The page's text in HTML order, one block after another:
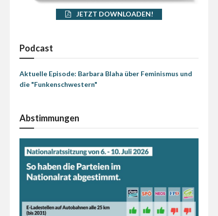
JETZT DOWNLOADEN!
Podcast
Aktuelle Episode: Barbara Blaha über Feminismus und
die "Funkenschwestern"
Abstimmungen